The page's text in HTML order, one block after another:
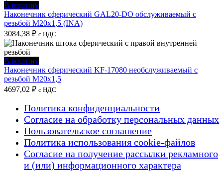
В корзину
Наконечник сферический GAL20-DO обслуживаемый с
резьбой M20x1,5 (INA)
3084,38 ₽ с НДС
В корзину
Наконечник сферический KF-17080 необслуживаемый с
резьбой M20x1,5
4697,02 ₽ с НДС
Политика конфиденциальности
Согласие на обработку персональных данных
Пользовательское соглашение
Политика использования cookie-файлов
Согласие на получение рассылки рекламного
и (или) информационного характера